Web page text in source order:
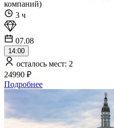
компаний)
3 ч
07.08
14:00
осталось мест: 2
24990 ₽
Подробнее